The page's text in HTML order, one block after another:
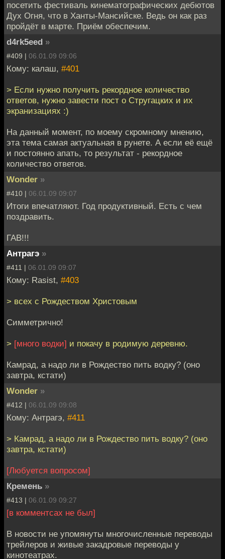
посетить фестиваль кинематографических дебютов
Дух Огня, что в Ханты-Мансийске. Ведь он как раз
пройдёт в марте. Приём обеспечим.
d4rk5eed »
#409 | 06.01.09 09:06
Кому: калаш, #401
> Если нужно получить рекордное количество
ответов, нужно завести пост о Стругацких и их
экранизациях :)
На данный момент, по моему скромному мнению,
эта тема самая актуальная в рунете. А если её ещё
и постоянно апать, то результат - рекордное
количество ответов.
Wonder »
#410 | 06.01.09 09:07
Итоги впечатляют. Год продуктивный. Есть с чем
поздравить.
ГАВ!!!
Антрагэ »
#411 | 06.01.09 09:07
Кому: Rasist, #403
> всех с Рождеством Христовым
Симметрично!
> [много водки] и покачу в родимую деревню.
Камрад, а надо ли в Рождество пить водку? (оно
завтра, кстати)
Wonder »
#412 | 06.01.09 09:08
Кому: Антрагэ, #411
> Камрад, а надо ли в Рождество пить водку? (оно
завтра, кстати)
[Любуется вопросом]
Кремень »
#413 | 06.01.09 09:27
[в комментсах не был]
В новости не упомянуты многочисленные переводы
трейлеров и живые закадровые переводы у
кинотеатрах.